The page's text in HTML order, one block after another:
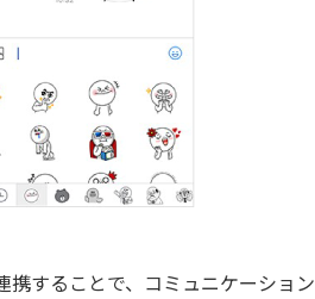
携することで、コミュニケーション